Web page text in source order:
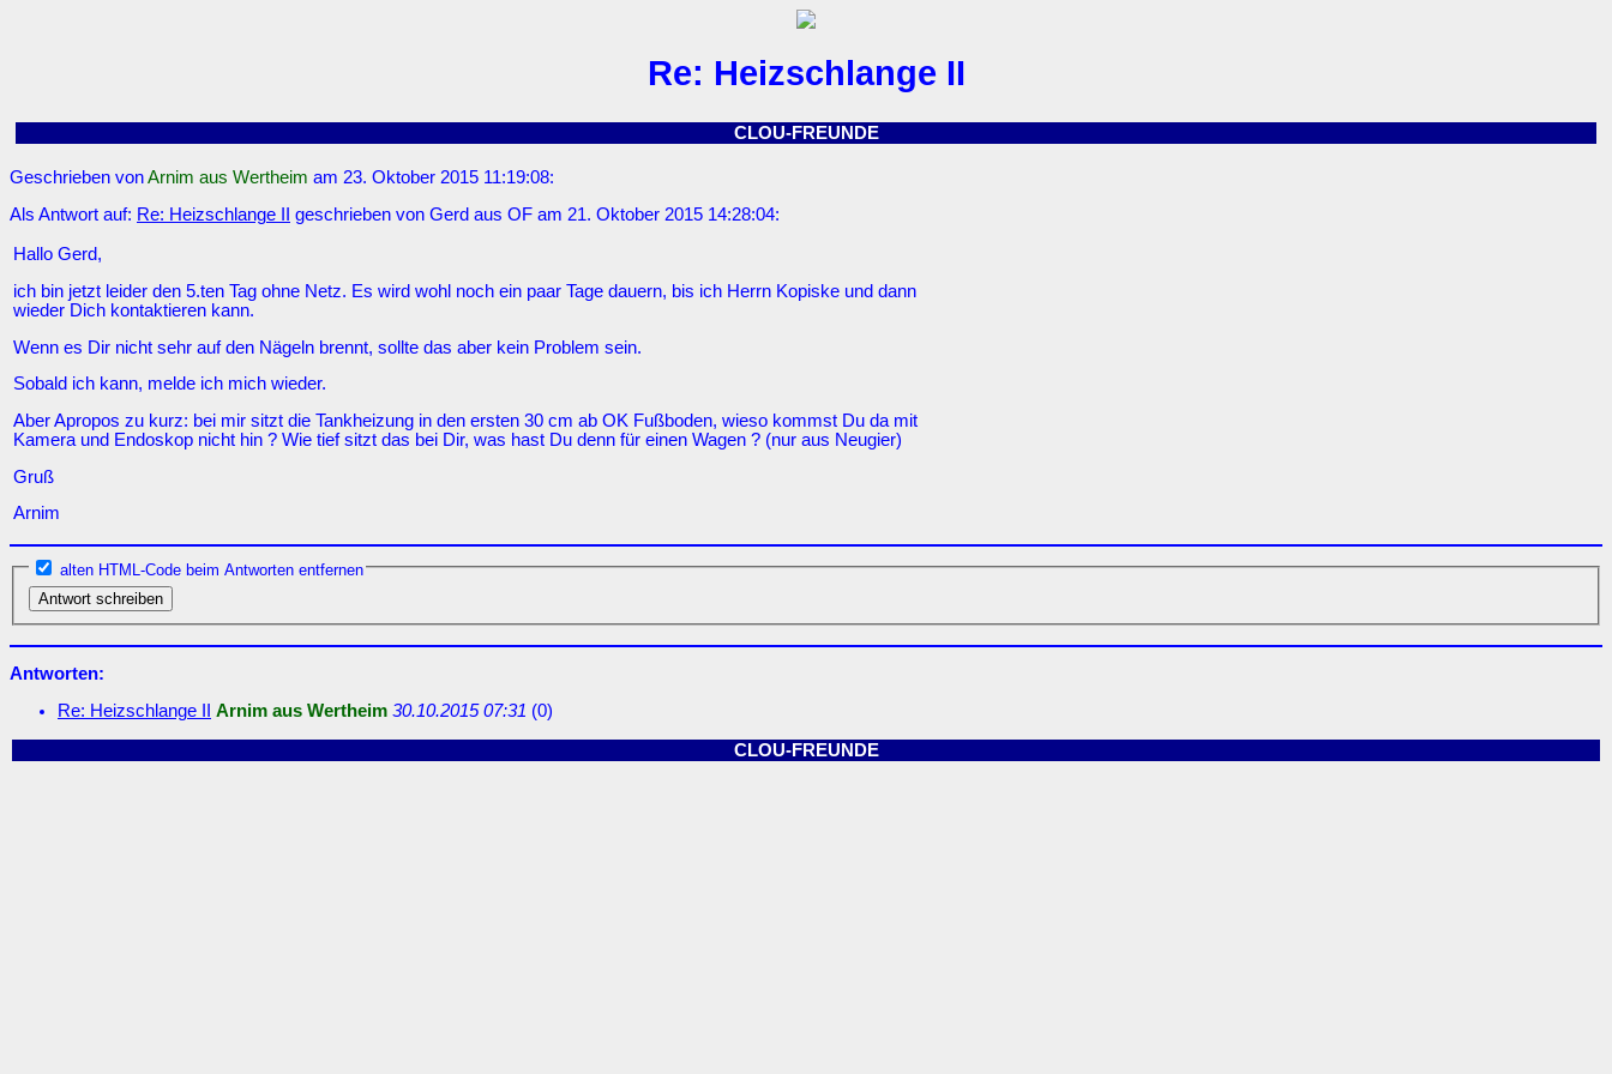
Re: Heizschlange II
CLOU-FREUNDE
Geschrieben vonArnim aus Wertheim am 23. Oktober 2015 11:19:08:
Als Antwort auf: Re: Heizschlange II geschrieben von Gerd aus OF am 21. Oktober 2015 14:28:04:
Hallo Gerd,
ich bin jetzt leider den 5.ten Tag ohne Netz. Es wird wohl noch ein paar Tage dauern, bis ich Herrn Kopiske und dann
wieder Dich kontaktieren kann.
Wenn es Dir nicht sehr auf den Nägeln brennt, sollte das aber kein Problem sein.
Sobald ich kann, melde ich mich wieder.
Aber Apropos zu kurz: bei mir sitzt die Tankheizung in den ersten 30 cm ab OK Fußboden, wieso kommst Du da mit
Kamera und Endoskop nicht hin ? Wie tief sitzt das bei Dir, was hast Du denn für einen Wagen ? (nur aus Neugier)
Gruß
Arnim
alten HTML-Code beim Antworten entfernen
Antworten:
Re: Heizschlange II
Arnim aus Wertheim 30.10.2015 07:31 (0)
CLOU-FREUNDE